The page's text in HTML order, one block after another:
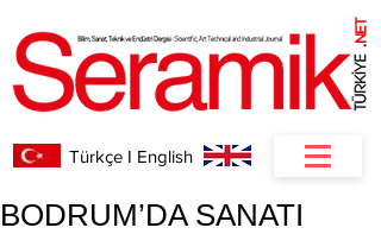
.
NET
Türkçe I English
BODRUM’DA SANATI